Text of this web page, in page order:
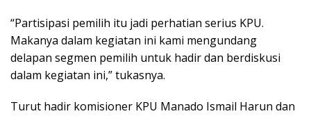
“Partisipasi pemilih itu jadi perhatian serius KPU.
Makanya dalam kegiatan ini kami mengundang
delapan segmen pemilih untuk hadir dan berdiskusi
dalam kegiatan ini,” tukasnya.
Turut hadir komisioner KPU Manado Ismail Harun dan